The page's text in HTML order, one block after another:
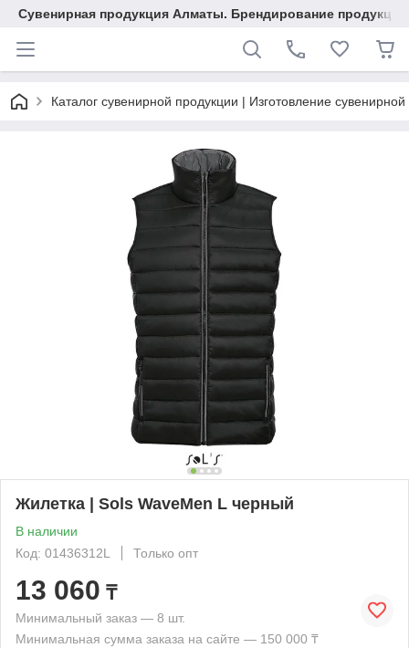
Сувенирная продукция Алматы. Брендирование
Каталог сувенирной продукции | Изготовление
Жилетка | Sols WaveMen L черный
В наличии
Код: 01436312L
Только опт
13 060 ₸
Минимальный заказ — 8 шт.
Минимальная сумма заказа на сайте — 150 000 ₸